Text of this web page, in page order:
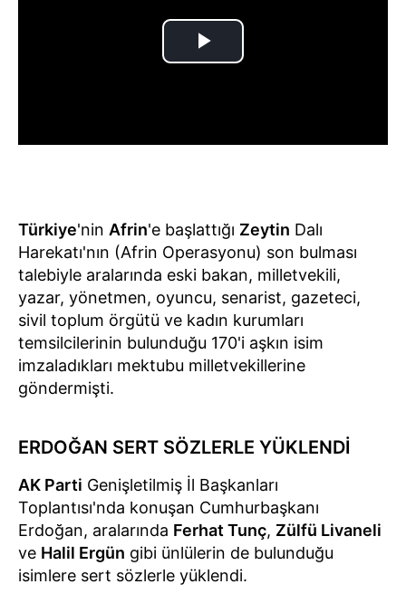
Türkiye'nin Afrin'e başlattığı Zeytin Dalı
Harekatı'nın (Afrin Operasyonu) son bulması
talebiyle aralarında eski bakan, milletvekili,
yazar, yönetmen, oyuncu, senarist, gazeteci,
sivil toplum örgütü ve kadın kurumları
temsilcilerinin bulunduğu 170'i aşkın isim
imzaladıkları mektubu milletvekillerine
göndermişti.
ERDOĞAN SERT SÖZLERLE YÜKLENDİ
AK Parti Genişletilmiş İl Başkanları
Toplantısı'nda konuşan Cumhurbaşkanı
Erdoğan, aralarında Ferhat Tunç, Zülfü Livaneli
ve Halil Ergün gibi ünlülerin de bulunduğu
isimlere sert sözlerle yüklendi.